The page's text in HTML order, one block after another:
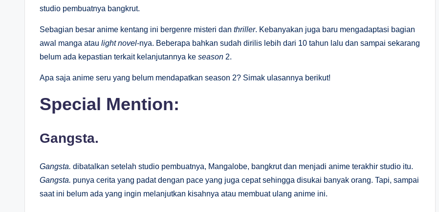
studio pembuatnya bangkrut.
Sebagian besar anime kentang ini bergenre misteri dan thriller. Kebanyakan juga baru mengadaptasi bagian
awal manga atau light novel-nya. Beberapa bahkan sudah dirilis lebih dari 10 tahun lalu dan sampai sekarang
belum ada kepastian terkait kelanjutannya ke season 2.
Apa saja anime seru yang belum mendapatkan season 2? Simak ulasannya berikut!
Special Mention:
Gangsta.
Gangsta. dibatalkan setelah studio pembuatnya, Mangalobe, bangkrut dan menjadi anime terakhir studio itu.
Gangsta. punya cerita yang padat dengan pace yang juga cepat sehingga disukai banyak orang. Tapi, sampai
saat ini belum ada yang ingin melanjutkan kisahnya atau membuat ulang anime ini.